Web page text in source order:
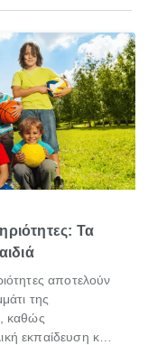
Τα
αποτελούν
της
καθώς
εκπαίδευση και